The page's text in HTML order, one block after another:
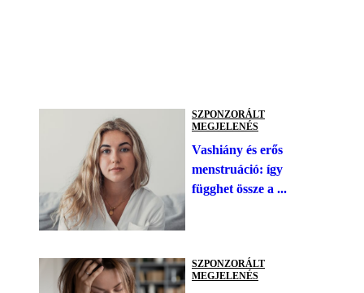
SZPONZORÁLT
MEGJELENÉS
Vashiány és erős
menstruáció: így
függhet össze a ...
SZPONZORÁLT
MEGJELENÉS